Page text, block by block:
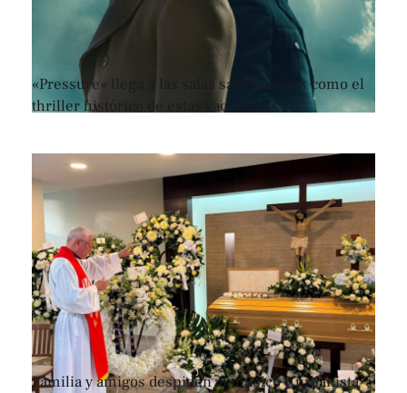
«Pressure» llega a las salas salvadoreñas como el
thriller histórico de estas vacaciones
Familia y amigos despiden al músico y urbanista